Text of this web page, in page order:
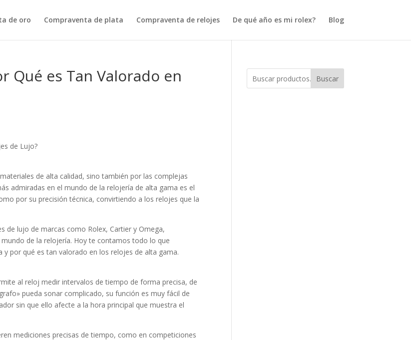
de oro Compraventa de plata Compraventa de relojes De qué año es mi rolex? Blog
Qué es Tan Valorado en
de Lujo?
de alta calidad, sino también por las complejas
admiradas en el mundo de la relojería de alta gama es el
por su precisión técnica, convirtiendo a los relojes que la
de lujo de marcas como Rolex, Cartier y Omega,
de la relojería. Hoy te contamos todo lo que
por qué es tan valorado en los relojes de alta gama.
al reloj medir intervalos de tiempo de forma precisa, de
pueda sonar complicado, su función es muy fácil de
sin que ello afecte a la hora principal que muestra el
mediciones precisas de tiempo, como en competiciones
Buscar